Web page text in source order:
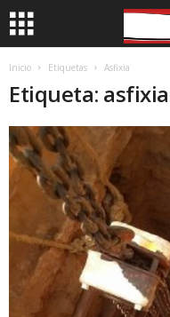
Inicio Etiquetas Asfixia
Etiqueta: asfixia